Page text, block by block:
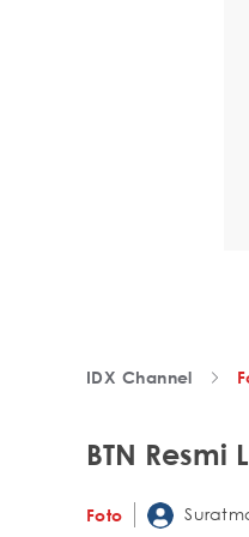
IDX Channel
BTN Resmi
Foto